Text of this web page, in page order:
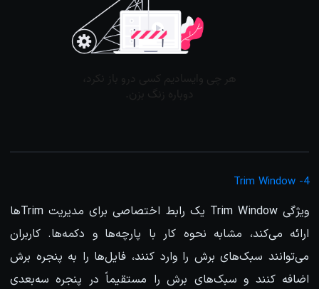
4- Trim Window
ویژگی Trim Window یک رابط اختصاصی برای مدیریت Trimها
ارائه می‌کند، مشابه نحوه کار با پارچه‌ها و دکمه‌ها. کاربران
می‌توانند سبک‌های برش را وارد کنند، فایل‌ها را به پنجره برش
اضافه کنند و سبک‌های برش را مستقیماً در پنجره سه‌بعدی